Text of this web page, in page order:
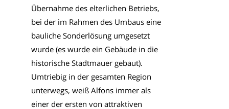
Übernahme des elterlichen Betriebs,
bei der im Rahmen des Umbaus eine
bauliche Sonderlösung umgesetzt
wurde (es wurde ein Gebäude in die
historische Stadtmauer gebaut).
Umtriebig in der gesamten Region
unterwegs, weiß Alfons immer als
einer der ersten von attraktiven